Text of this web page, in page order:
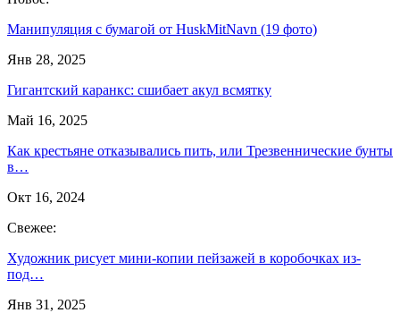
Манипуляция с бумагой от HuskMitNavn (19 фото)
Янв 28, 2025
Гигантский каранкс: сшибает акул всмятку
Май 16, 2025
Как крестьяне отказывались пить, или Трезвеннические бунты
в…
Окт 16, 2024
Свежее:
Художник рисует мини-копии пейзажей в коробочках из-
под…
Янв 31, 2025